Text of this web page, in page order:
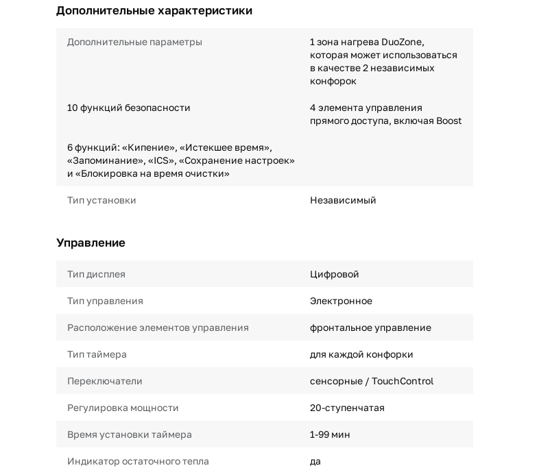
Дополнительные характеристики
Дополнительные параметры
1 зона нагрева DuoZone,
которая может использоваться
в качестве 2 независимых
конфорок
10 функций безопасности
4 элемента управления
прямого доступа, включая Boost
6 функций: «Кипение», «Истекшее время»,
«Запоминание», «ICS», «Сохранение настроек»
и «Блокировка на время очистки»
Тип установки Независимый
Управление
Тип дисплея Цифровой
Тип управления Электронное
Расположение элементов управления фронтальное управление
Тип таймера для каждой конфорки
Переключатели сенсорные / TouchControl
Регулировка мощности 20-ступенчатая
Время установки таймера 1-99 мин
Индикатор остаточного тепла да